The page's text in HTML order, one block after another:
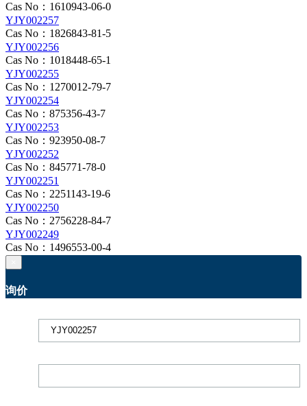
Cas No：1610943-06-0
YJY002257
Cas No：1826843-81-5
YJY002256
Cas No：1018448-65-1
YJY002255
Cas No：1270012-79-7
YJY002254
Cas No：875356-43-7
YJY002253
Cas No：923950-08-7
YJY002252
Cas No：845771-78-0
YJY002251
Cas No：2251143-19-6
YJY002250
Cas No：2756228-84-7
YJY002249
Cas No：1496553-00-4
询价